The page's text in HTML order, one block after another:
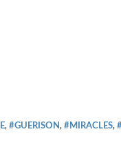
, #GUERISON, #MIRACLES,